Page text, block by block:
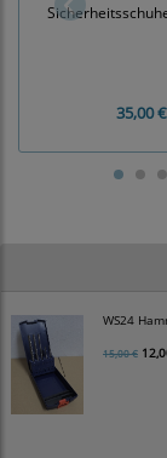
WS24
15,00 €
35,00 €